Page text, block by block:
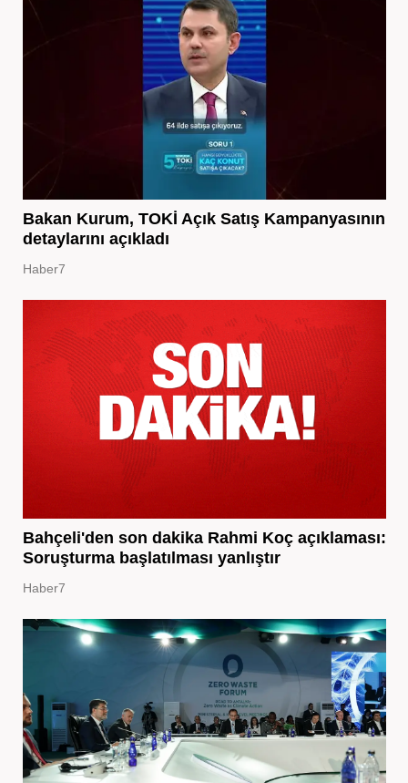
Bakan Kurum, TOKİ Açık Satış Kampanyasının
detaylarını açıkladı
Haber7
Bahçeli'den son dakika Rahmi Koç açıklaması:
Soruşturma başlatılması yanlıştır
Haber7